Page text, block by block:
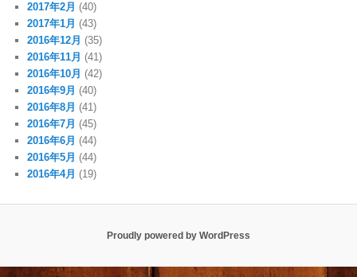
2017年2月 (40)
2017年1月 (43)
2016年12月 (35)
2016年11月 (41)
2016年10月 (42)
2016年9月 (40)
2016年8月 (41)
2016年7月 (45)
2016年6月 (44)
2016年5月 (44)
2016年4月 (19)
Proudly powered by WordPress